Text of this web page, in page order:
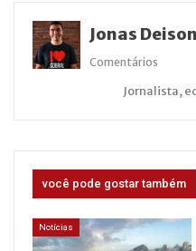
Jonas Deison
Comentários
Jornalista,
você pode gostar também
Notícias